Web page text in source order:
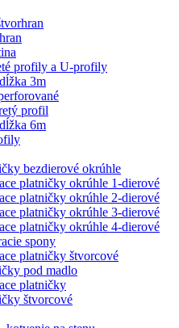
profily a U-profily
3m
profil
6m
bezdierové okrúhle
platničky okrúhle 1-dierové
platničky okrúhle 2-dierové
platničky okrúhle 3-dierové
platničky okrúhle 4-dierové
spony
platničky štvorcové
pod madlo
platničky
štvorcové